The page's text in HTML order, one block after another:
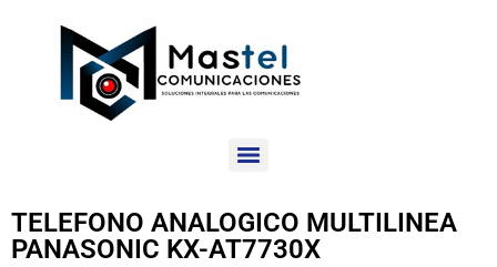
TELEFONO ANALOGICO MULTILINEA
PANASONIC KX-AT7730X